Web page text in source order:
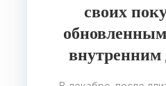
своих
внутренним